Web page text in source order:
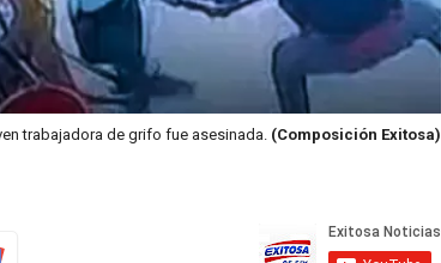
trabajadora de grifo fue asesinada. (Composición Exitosa)